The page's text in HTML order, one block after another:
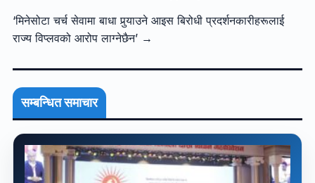
‘मिनेसोटा चर्च सेवामा बाधा पुर्‍याउने आइस बिरोधी प्रदर्शनकारीहरूलाई
राज्य विप्लवको आरोप लाग्नेछैन’ →
सम्बन्धित समाचार